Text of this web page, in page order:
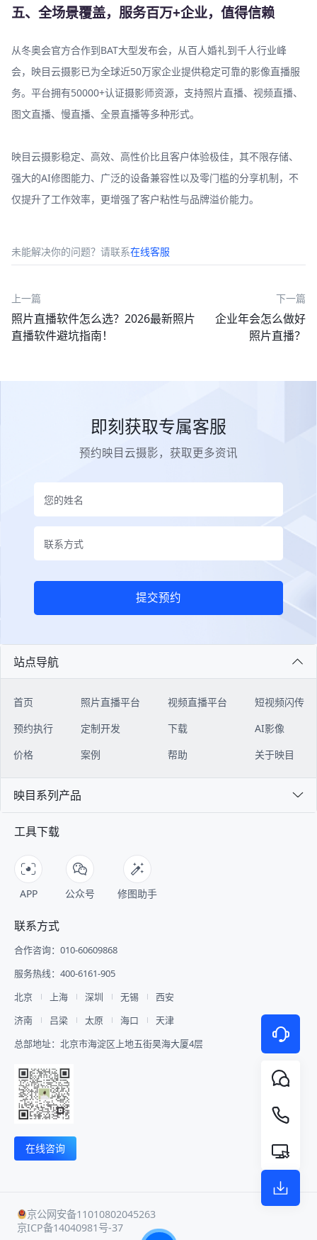
五、全场景覆盖，服务百万+企业，值得信赖
从冬奥会官方合作到BAT大型发布会，从百人婚礼到千人行业峰
会，映目云摄影已为全球近50万家企业提供稳定可靠的影像直播服
务。平台拥有50000+认证摄影师资源，支持照片直播、视频直播、
图文直播、慢直播、全景直播等多种形式。
映目云摄影稳定、高效、高性价比且客户体验极佳，其不限存储、
强大的AI修图能力、广泛的设备兼容性以及零门槛的分享机制，不
仅提升了工作效率，更增强了客户粘性与品牌溢价能力。
未能解决你的问题？请联系在线客服
上一篇
照片直播软件怎么选？2026最新照片
直播软件避坑指南！
下一篇
企业年会怎么做好
照片直播？
即刻获取专属客服
预约映目云摄影，获取更多资讯
提交预约
站点导航
首页
预约执行
价格
照片直播平台
定制开发
案例
视频直播平台
下载
帮助
短视频闪传
AI影像
关于映目
映目系列产品
工具下载
APP 公众号 修图助手
联系方式
合作咨询：010-60609868
服务热线：400-6161-905
北京
上海 深圳 无锡
西安
济南
吕梁 太原 海口
天津
总部地址：北京市海淀区上地五街昊海大厦4层
在线咨询
京公网安备11010802045263
京ICP备14040981号-37